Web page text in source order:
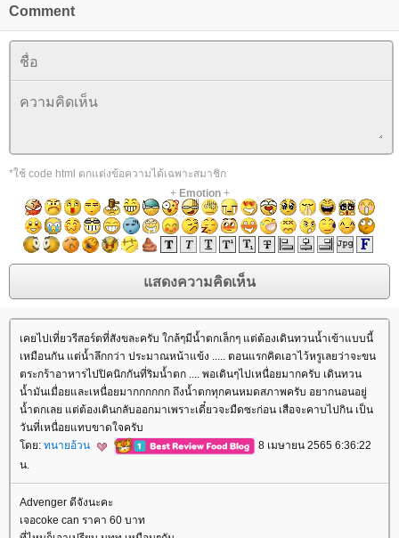
Comment
*ใช้ code html ตกแต่งข้อความได้เฉพาะสมาชิก
+ Emotion+
เคยไปเที่ยวรีสอร์ตที่สังขละครับ ใกล้ๆมีน้ำตกเล็กๆ แต่ต้องเดินทวนน้ำเข้าแบบนี้
เหมือนกัน แต่น้ำลึกกว่า ประมาณหน้าแข้ง ..... ตอนแรกคิดเอาไว้หรูเลยว่าจะขน
ตระกร้าอาหารไปปิคนิกกันที่ริมน้ำตก .... พอเดินๆไปเหนื่อยมากครับ เดินทวน
น้ำมันเมื่อยและเหนื่อยมากกกกกก ถึงน้ำตกทุกคนหมดสภาพครับ อยากนอนอยู่
น้ำตกเลย แต่ต้องเดินกลับออกมาเพราะเดี๋ยวจะมืดซะก่อน เสือจะคาบไปกิน เป็น
วันที่เหนื่อยแทบขาดใจครับ
ดย: ทนายอ้วน
8 เมษายน 2565 6:36:22
น.
Advenger ดีจังนะคะ
เจอcoke can ราคา 60 บาท